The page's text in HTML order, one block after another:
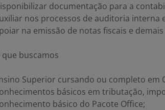
documentação para a
nos processos de auditoria interna
na emissão de notas fiscais e
que buscamos
Superior cursando ou completo em
básicos em tributação,
básico do Pacote Office;